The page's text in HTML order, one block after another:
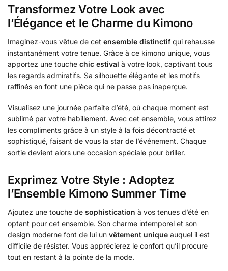
Transformez Votre Look avec
l’Élégance et le Charme du Kimono
Imaginez-vous vêtue de cet ensemble distinctifqui rehausse
instantanément votre tenue. Grâce à ce kimono unique, vous
apportez une touche chic estival à votre look, captivant tous
les regards admiratifs. Sa silhouette élégante et les motifs
raffinés en font une pièce qui ne passe pas inaperçue.
Visualisez une journée parfaite d’été, où chaque moment est
sublimé par votre habillement. Avec cet ensemble, vous attirez
les compliments grâce à un style à la fois décontracté et
sophistiqué, faisant de vous la star de l’événement. Chaque
sortie devient alors une occasion spéciale pour briller.
Exprimez Votre Style : Adoptez
l’Ensemble Kimono Summer Time
Ajoutez une touche de sophistication à vos tenues d’été en
optant pour cet ensemble. Son charme intemporel et son
design moderne font de lui un vêtement unique auquel il est
difficile de résister. Vous apprécierez le confort qu’il procure
tout en restant à la pointe de la mode.